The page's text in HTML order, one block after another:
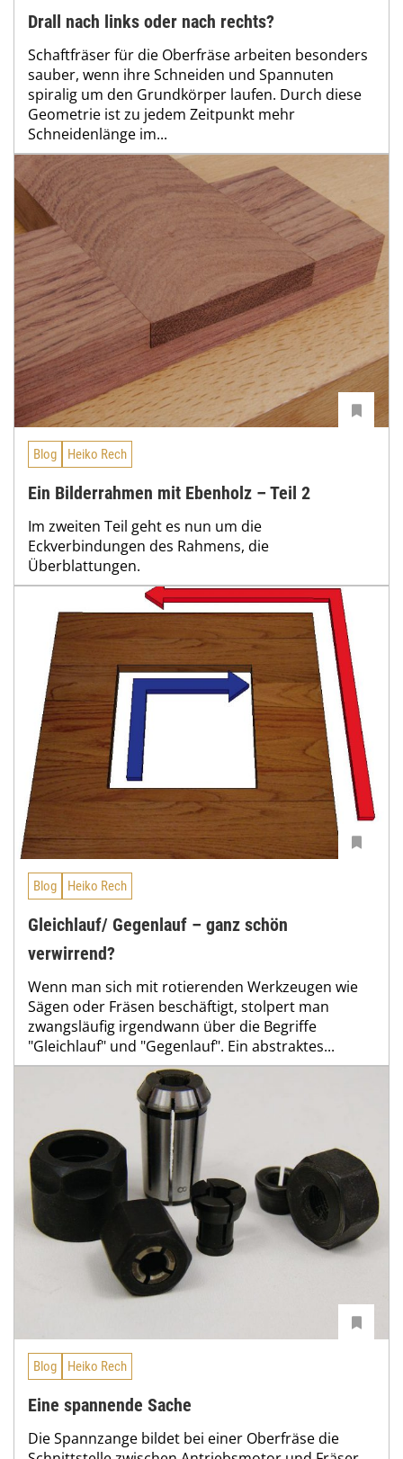
Drall nach links oder nach rechts?
Schaftfräser für die Oberfräse arbeiten besonders
sauber, wenn ihre Schneiden und Spannuten
spiralig um den Grundkörper laufen. Durch diese
Geometrie ist zu jedem Zeitpunkt mehr
Schneidenlänge im...
Blog Heiko Rech
Ein Bilderrahmen mit Ebenholz – Teil 2
Im zweiten Teil geht es nun um die
Eckverbindungen des Rahmens, die
Überblattungen.
Blog Heiko Rech
Gleichlauf/ Gegenlauf – ganz schön
verwirrend?
Wenn man sich mit rotierenden Werkzeugen wie
Sägen oder Fräsen beschäftigt, stolpert man
zwangsläufig irgendwann über die Begriffe
"Gleichlauf" und "Gegenlauf". Ein abstraktes...
Blog Heiko Rech
Eine spannende Sache
Die Spannzange bildet bei einer Oberfräse die